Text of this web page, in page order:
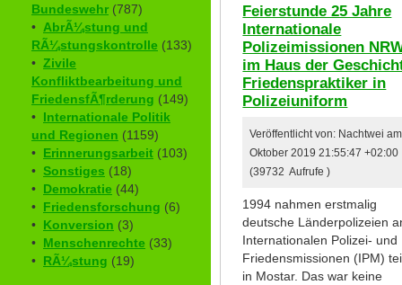
Bundeswehr (787)
• AbrÃ¼stung und
RÃ¼stungskontrolle (133)
• Zivile
Konfliktbearbeitung und
FriedensfÃ¶rderung (149)
• Internationale Politik
und Regionen (1159)
• Erinnerungsarbeit (103)
• Sonstiges (18)
• Demokratie (44)
• Friedensforschung (6)
• Konversion (3)
• Menschenrechte (33)
• RÃ¼stung (19)
Feierstunde 25 Jahre
Internationale
Polizeimissionen
im Haus der
Friedenspraktiker in
Polizeiuniform
Veröffentlicht von: Nachtwei
Oktober 2019 21:55:47 +02:00
(39732 Aufrufe )
1994 nahmen erstmalig
deutsche Länderpolizeien
Internationalen Polizei- und
Friedensmissionen (IPM)
in Mostar. Das war keine